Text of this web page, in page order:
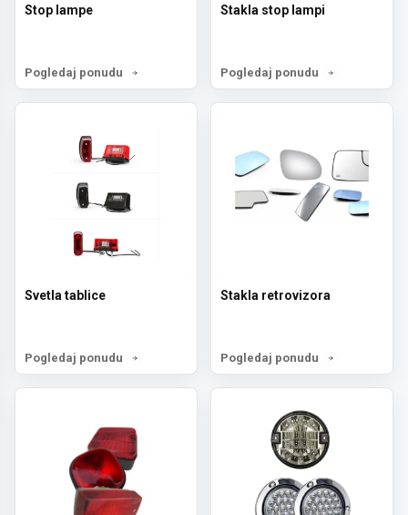
Stop lampe
Pogledaj ponudu
Stakla stop lampi
Pogledaj ponudu
Svetla tablice
Pogledaj ponudu
Stakla retrovizora
Pogledaj ponudu